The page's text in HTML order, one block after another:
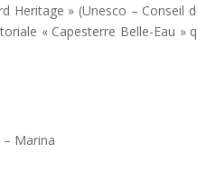
Heritage » (Unesco – Conseil
« Capesterre Belle-Eau »
Marina